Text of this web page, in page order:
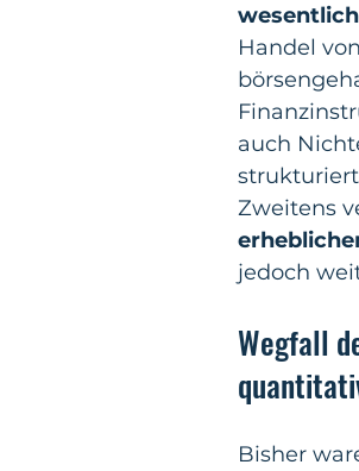
Handel von
auch
Zweitens
jedoch
Wegfall
Bisher